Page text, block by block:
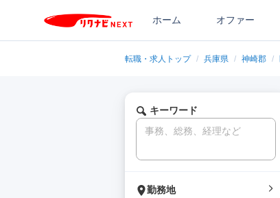
ホーム オファー
転職・求人トップ / 兵庫県 / 神崎郡 /
キーワード
勤務地